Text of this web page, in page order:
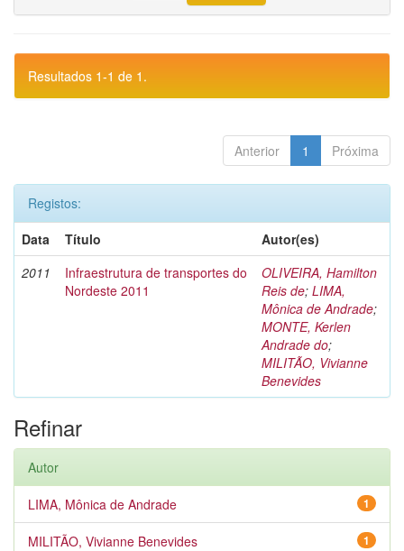
Resultados 1-1 de 1.
Anterior 1 Próxima
Registos:
Data
Título
Autor(es)
2011
Infraestrutura de transportes do
Nordeste 2011
OLIVEIRA, Hamilton
Reis de; LIMA,
Mônica de Andrade;
MONTE, Kerlen
Andrade do;
MILITÃO, Vivianne
Benevides
Refinar
Autor
1
LIMA, Mônica de Andrade
1
MILITÃO, Vivianne Benevides